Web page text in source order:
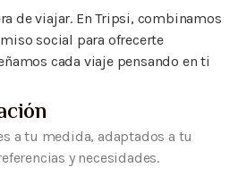
de viajar. En Tripsi, combinamos
social para ofrecerte
cada viaje pensando en ti
a tu medida, adaptados a tu
y necesidades.